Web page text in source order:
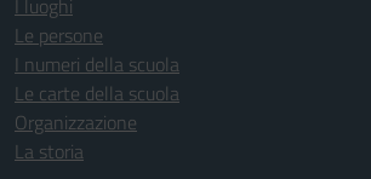
I luoghi
Le persone
I numeri della scuola
Le carte della scuola
Organizzazione
La storia